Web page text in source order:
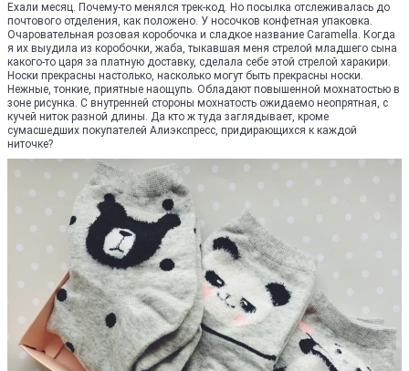
Ехали месяц. Почему-то менялся трек-код. Но посылка отслеживалась до
почтового отделения, как положено. У носочков конфетная упаковка.
Очаровательная розовая коробочка и сладкое название Caramella. Когда
я их выудила из коробочки, жаба, тыкавшая меня стрелой младшего сына
какого-то царя за платную доставку, сделала себе этой стрелой харакири.
Носки прекрасны настолько, насколько могут быть прекрасны носки.
Нежные, тонкие, приятные наощупь. Обладают повышенной мохнатостью в
зоне рисунка. С внутренней стороны мохнатость ожидаемо неопрятная, с
кучей ниток разной длины. Да кто ж туда заглядывает, кроме
сумасшедших покупателей Алиэкспресс, придирающихся к каждой
ниточке?